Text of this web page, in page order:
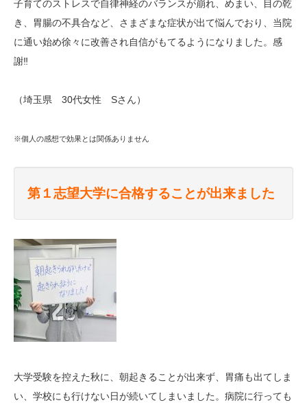
子育てのストレスで自律神経のバランスが崩れ、めまい、目の乾
き、胃腸の不具合など、さまざまな症状が出て悩んでおり、当院
に通い始め徐々に改善され自信がもてるようになりました。感
謝‼
（埼玉県 30代女性 Sさん）
※個 人の感想で効果とは関係ありません
第１志望大学に合格することが出来ました
大学受験を控えた秋に、朝起きることが出来ず、胃痛も出てしま
い、学校にも行けない日が続いてしまいました。病院に行っても